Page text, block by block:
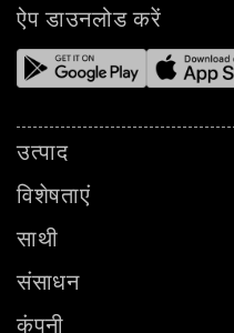
ऐप डाउनलोड करें
उत्पाद
विशेषताएं
साथी
संसाधन
कंपनी